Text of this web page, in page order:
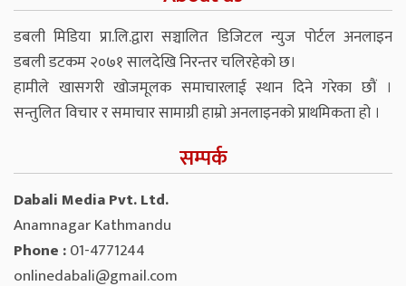
डबली मिडिया प्रा.लि.द्वारा सञ्चालित डिजिटल न्युज पोर्टल अनलाइन
डबली डटकम २०७१ सालदेखि निरन्तर चलिरहेको छ।
हामीले खासगरी खोजमूलक समाचारलाई स्थान दिने गरेका छौं ।
सन्तुलित विचार र समाचार सामाग्री हाम्रो अनलाइनको प्राथमिकता हो ।
सम्पर्क
Dabali Media Pvt. Ltd.
Anamnagar Kathmandu
Phone :01-4771244
onlinedabali@gmail.com